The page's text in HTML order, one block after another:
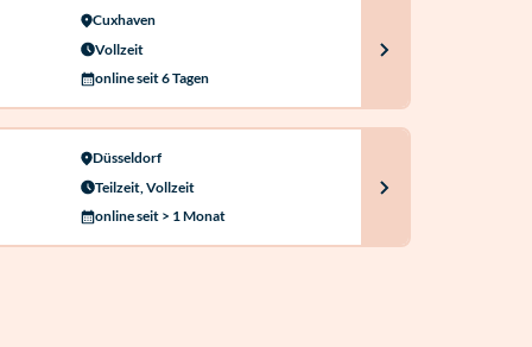
Cuxhaven
Vollzeit
online seit 6 Tagen
Düsseldorf
Teilzeit, Vollzeit
online seit > 1 Monat